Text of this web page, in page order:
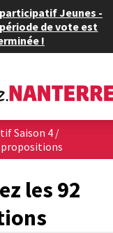
Jeunes -
de vote est
!
Saison 4 /
propositions
les 92